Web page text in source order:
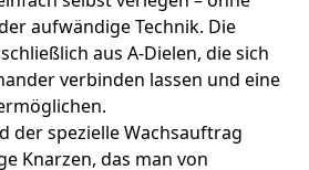
aufwändige Technik. Die
aus A-Dielen, die sich
verbinden lassen und eine
der spezielle Wachsauftrag
Knarzen, das man von